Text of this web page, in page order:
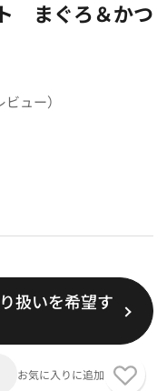
まぐろ＆かつ
ビュー）
扱いを希望す
お気に入りに追加